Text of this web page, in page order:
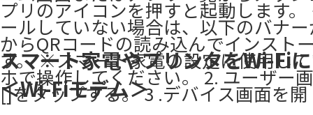
プリのアイコンを押すと起動します
ールしていない場合は、以下のバナ
からQRコードの読み込んでインスト
す。 ※スマート家電の設定に使用し
ホで操作してください。 2. ユーザー
[]をタップする。 3 .デバイス画面を開
スマート家電やプリンタをWi-Fi
＜Wi-Fiモデム＞